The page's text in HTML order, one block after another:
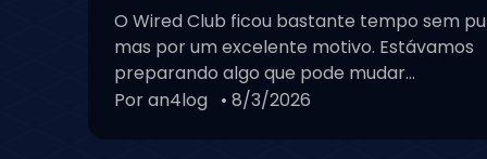
O Wired Club ficou bastante tempo sem
mas por um excelente motivo. Estávamos
preparando algo que pode mudar...
Por an4log • 8/3/2026